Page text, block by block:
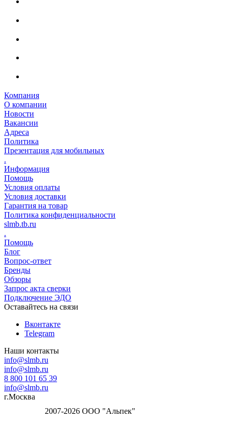
Компания
О компании
Новости
Вакансии
Адреса
Политика
Презентация для мобильных
.
Информация
Помощь
Условия оплаты
Условия доставки
Гарантия на товар
Политика конфиденциальности
slmb.tb.ru
.
Помощь
Блог
Вопрос-ответ
Бренды
Обзоры
Запрос акта сверки
Подключение ЭДО
Оставайтесь на связи
Вконтакте
Telegram
Наши контакты
info@slmb.ru
info@slmb.ru
8 800 101 65 39
info@slmb.ru
г.Москва
2007-2026 ООО "Альпек"